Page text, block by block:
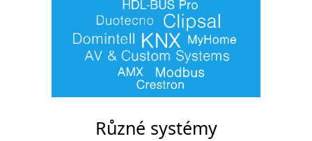
Různé systémy